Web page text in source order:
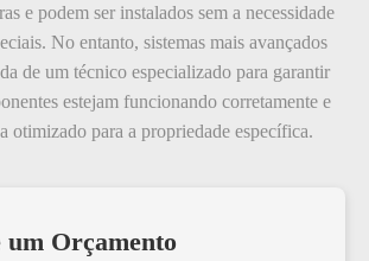
e podem ser instalados sem a necessidade
No entanto, sistemas mais avançados
de um técnico especializado para garantir
estejam funcionando corretamente e
otimizado para a propriedade específica.
um Orçamento